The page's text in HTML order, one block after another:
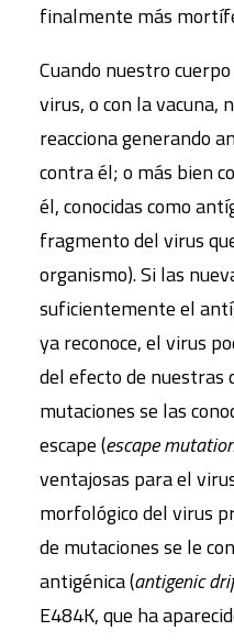
finalmente más
Cuando nuestro
virus, o con la vacuna,
reacciona generando
contra él; o más bien
él, conocidas como
fragmento del virus
organismo). Si las
suficientemente el
ya reconoce, el virus
del efecto de nuestras
mutaciones se las
escape (escape
ventajosas para el
morfológico del virus
de mutaciones se le
antigénica (antigenic
E484K, que ha